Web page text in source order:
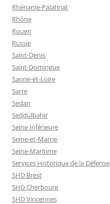
Rhénanie-Palatinat
Rhône
Rouen
Russie
Saint-Denis
Saint-Domingue
Saone-et-Loire
Sarre
Sedan
Seddülbahir
Seine Inférieure
Seine-et-Marne
Seine-Maritime
Services Historique de la Défense
SHD Brest
SHD Cherbourg
SHD Vincennes